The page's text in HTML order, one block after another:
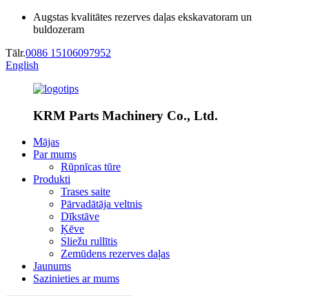
Augstas kvalitātes rezerves daļas ekskavatoram un
buldozeram
Tālr.0086 15106097952
English
KRM Parts Machinery Co., Ltd.
Mājas
Par mums
Rūpnīcas tūre
Produkti
Trases saite
Pārvadātāja veltnis
Dīkstāve
Ķēve
Sliežu rullītis
Zemūdens rezerves daļas
Jaunums
Sazinieties ar mums